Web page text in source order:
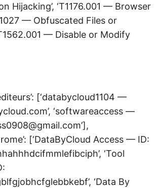
Hijacking’, ‘T1176.001 — Browser
— Obfuscated Files or
— Disable or Modify
[‘databycloud1104 —
‘softwareaccess —
[‘DataByCloud Access — ID:
‘Tool
‘Data By